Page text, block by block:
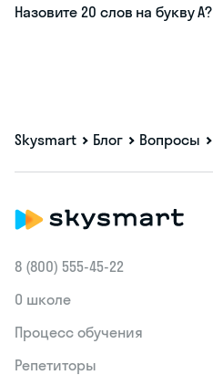
Назовите 20 слов на букву А?
Skysmart Блог Вопросы
8 (800) 555‑45-22
О школе
Процесс обучения
Репетиторы